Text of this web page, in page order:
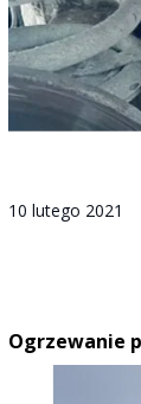
10 lutego 2021
Ogrzewanie